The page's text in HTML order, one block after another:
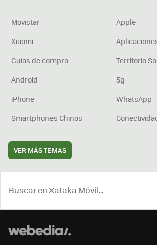
Movistar
Apple
Xiaomi
Guías de compra
Territorio
Android
5g
iPhone
WhatsApp
Smartphones Chinos
VER MÁS TEMAS